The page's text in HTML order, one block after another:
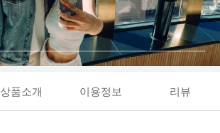
상품소개 이용정보 리뷰